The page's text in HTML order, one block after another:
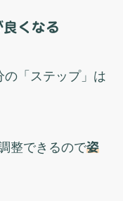
くなる
の「ステップ」は
整できるので姿